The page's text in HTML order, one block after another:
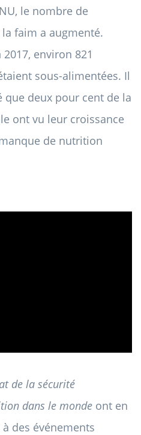
le nombre de
faim a augmenté.
environ 821
sous-alimentées. Il
que deux pour cent de la
ont vu leur croissance
de nutrition
de la sécurité
dans le monde ont en
des événements